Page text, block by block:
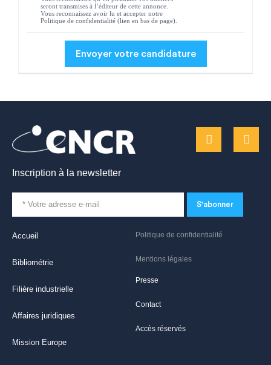
seront transmises à l’éditeur de cette annonce.
Vous reconnaissez avoir lu et accepter notre
Politique de confidentialité (lien en bas de page).
Politique de confidentialité
Mentions légales
Presse
Contact
Accès réservés
Accueil
Bibliométrie
Filière industrielle
Affaires juridiques
Mission Europe
Inscription à la newsletter
S'abonner